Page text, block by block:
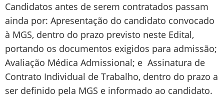
Candidatos antes de serem contratados passam
ainda por: Apresentação do candidato convocado
à MGS, dentro do prazo previsto neste Edital,
portando os documentos exigidos para admissão;
Avaliação Médica Admissional; e Assinatura de
Contrato Individual de Trabalho, dentro do prazo a
ser definido pela MGS e informado ao candidato.